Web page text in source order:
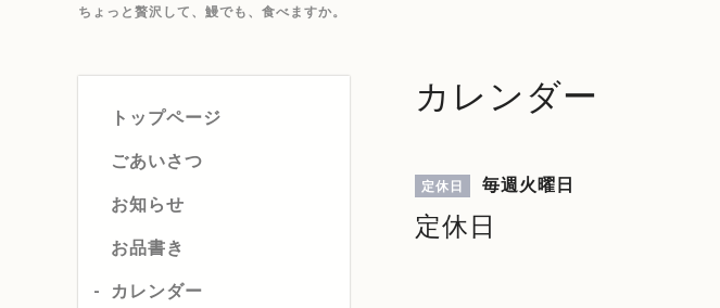
ちょっと贅沢して、鰻でも、食べますか。
トップページ
ごあいさつ
お知らせ
お品書き
カレンダー
カレンダー
定休日 毎週火曜日
定休日